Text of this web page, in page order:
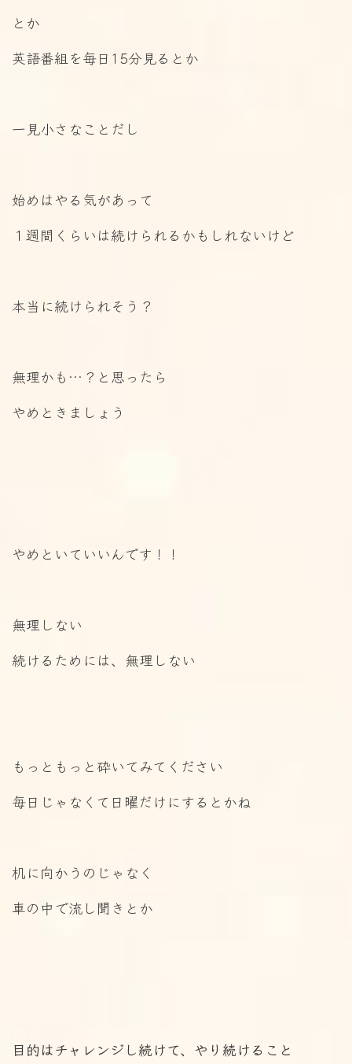
とか
英語番組を毎日15分見るとか
一見小さなことだし
始めはやる気があって
１週間くらいは続けられるかもしれないけど
本当に続けられそう？
無理かも…？と思ったら
やめときましょう
やめといていいんです！！
無理しない
続けるためには、無理しない
もっともっと砕いてみてください
毎日じゃなくて日曜だけにするとかね
机に向かうのじゃなく
車の中で流し聞きとか
目的はチャレンジし続けて、やり続けること